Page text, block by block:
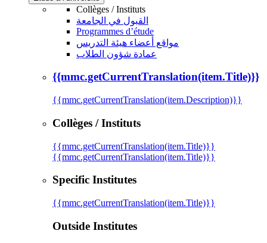
Collèges / Instituts
القبول في الجامعة
Programmes d’étude
مواقع أعضاء هيئة التدريس
عمادة شؤون الطلاب
{{mmc.getCurrentTranslation(item.Title)}}
{{mmc.getCurrentTranslation(item.Description)}}
Collèges / Instituts
{{mmc.getCurrentTranslation(item.Title)}}
{{mmc.getCurrentTranslation(item.Title)}}
Specific Institutes
{{mmc.getCurrentTranslation(item.Title)}}
Outside Institutes